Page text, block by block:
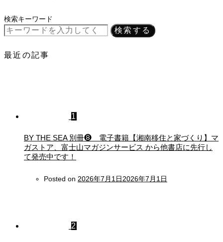
検索キーワード
検索する
最近の記事
1
BY THE SEA 別冊❽ 電子書籍【湘南移住と家づくり】マ
ガストア、富士山マガジンサービス から他書店に先行し
て発売中です！
Posted on 2026年7月1日2026年7月1日
2